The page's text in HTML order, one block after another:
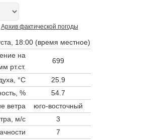
Архив фактической погоды
18:00 (время местное)
на
рт.ст.
699
°C
25.9
%
54.7
ветра
юго-восточный
м/с
3
7